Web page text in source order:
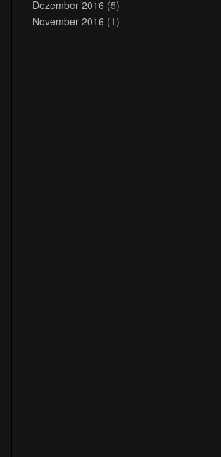
Dezember 2016 (5)
November 2016 (1)